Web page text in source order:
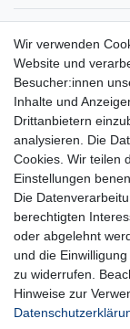
Aquaristik-Paradies
E-MAIL **
Newsletter
Honig
Hiermit bestätige ich,
Impressum
Wir verwenden
Website und
Besucher:innen
Inhalte und
Drittanbietern
analysieren. Die
Cookies. Wir teilen
Einstellungen
Die
berechtigten
oder abgelehnt
und die
zu widerrufen.
Hinweise zur